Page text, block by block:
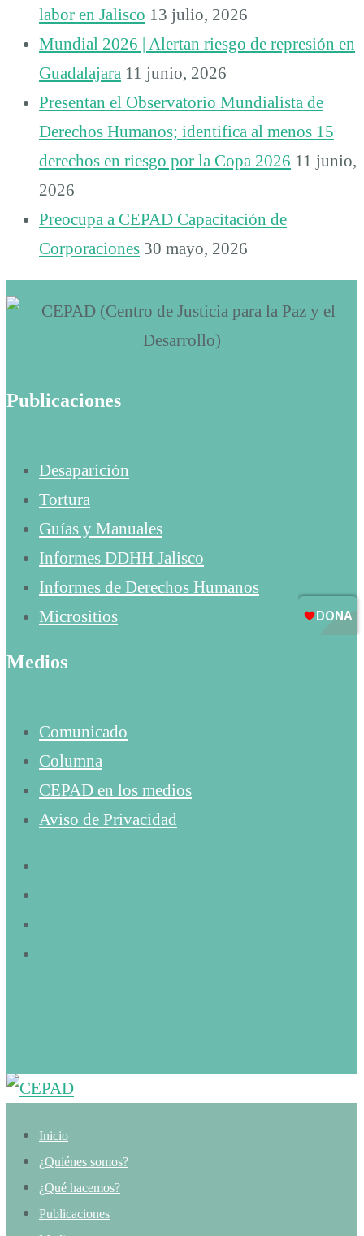
labor en Jalisco 13 julio, 2026
Mundial 2026 | Alertan riesgo de represión en
Guadalajara 11 junio, 2026
Presentan el Observatorio Mundialista de
Derechos Humanos; identifica al menos 15
derechos en riesgo por la Copa 2026 11 junio,
2026
Preocupa a CEPAD Capacitación de
Corporaciones 30 mayo, 2026
Publicaciones
Desaparición
Tortura
Guías y Manuales
Informes DDHH Jalisco
Informes de Derechos Humanos
Micrositios
Medios
Comunicado
Columna
CEPAD en los medios
Aviso de Privacidad
Inicio
¿Quiénes somos?
¿Qué hacemos?
Publicaciones